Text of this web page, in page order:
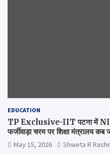
EDUCATION
TP Exclusive-IIT पटना में
फर्जीवाड़ा चरम पर शिक्षा मंत्रालय कब
May 15, 2026 Shweta R